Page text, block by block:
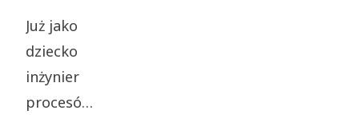
Już jako
dziecko
inżynier
procesów